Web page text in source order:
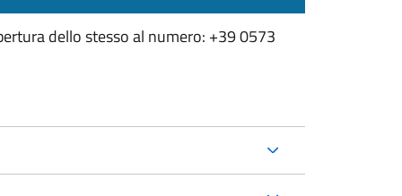
dello stesso al numero: +39 0573